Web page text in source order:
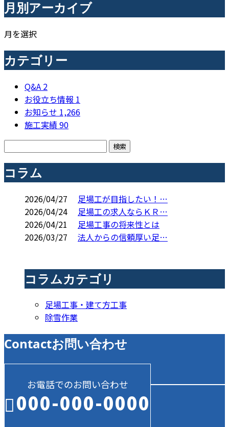
月別アーカイブ
月を選択
カテゴリー
Q&A 2
お役立ち情報 1
お知らせ 1,266
施工実績90
コラム
2026/04/27
足場工が目指したい！…
2026/04/24
足場工の求人ならＫＲ…
2026/04/21
足場工事の将来性とは
2026/03/27
法人からの信頼厚い足…
コラムカテゴリ
足場工事・建て方工事
除雪作業
Contactお問い合わせ
お電話でのお問い合わせ
000-000-0000